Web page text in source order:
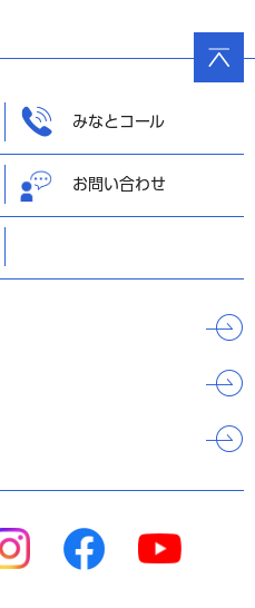
みなとコール
お問い合わせ
ページ
の先頭